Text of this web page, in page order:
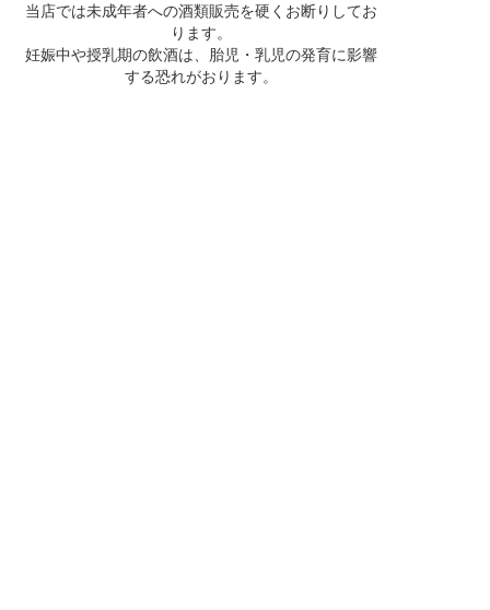
当店では未成年者への酒類販売を硬くお断りしてお
ります。
妊娠中や授乳期の飲酒は、胎児・乳児の発育に影響
する恐れがおります。